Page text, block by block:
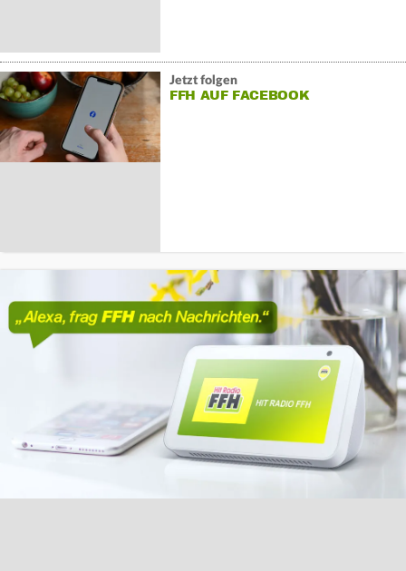
Jetzt folgen
FFH AUF FACEBOOK